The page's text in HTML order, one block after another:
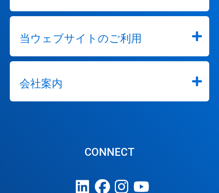
当ウェブサイトのご利用
会社案内
CONNECT